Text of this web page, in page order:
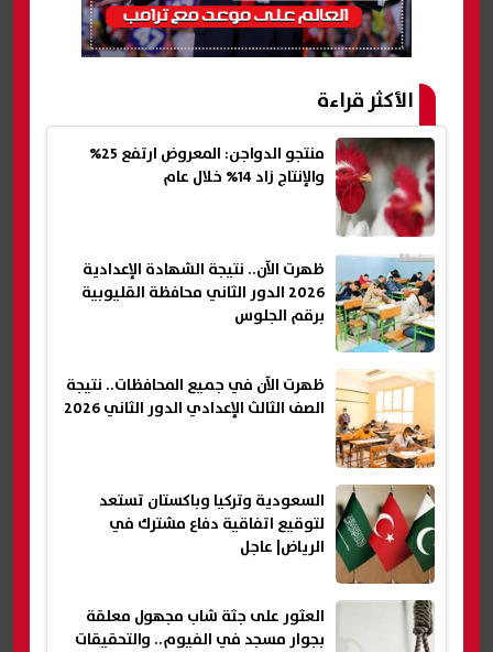
الأكثر قراءة
منتجو الدواجن: المعروض ارتفع 25%
والإنتاج زاد 14% خلال عام
ظهرت الآن.. نتيجة الشهادة الإعدادية
2026 الدور الثاني محافظة القليوبية
برقم الجلوس
ظهرت الآن في جميع المحافظات.. نتيجة
الصف الثالث الإعدادي الدور الثاني 2026
السعودية وتركيا وباكستان تستعد
لتوقيع اتفاقية دفاع مشترك في
الرياض| عاجل
العثور على جثة شاب مجهول معلقة
بجوار مسجد في الفيوم.. والتحقيقات